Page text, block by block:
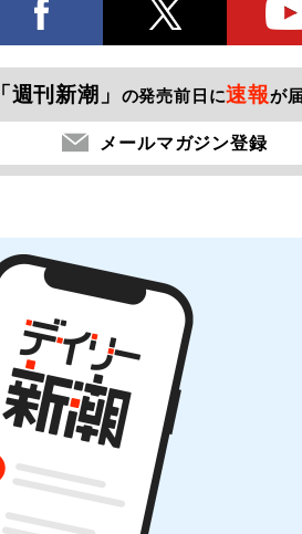
「週刊新潮」 の発売前日に速報が
メールマガジン登録